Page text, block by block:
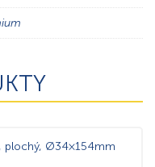
plochý, Ø34×154mm